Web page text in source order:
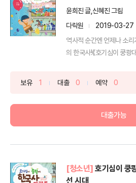
윤희진 글,신혜진 그림
다락원
2019-03-27
역사적 순간엔 언제나 소
의 한국사!《호기심이 쿵쾅
보유 1 대출 0 예약 0
대출가능
[청소년] 호기심이 쿵
선 시대